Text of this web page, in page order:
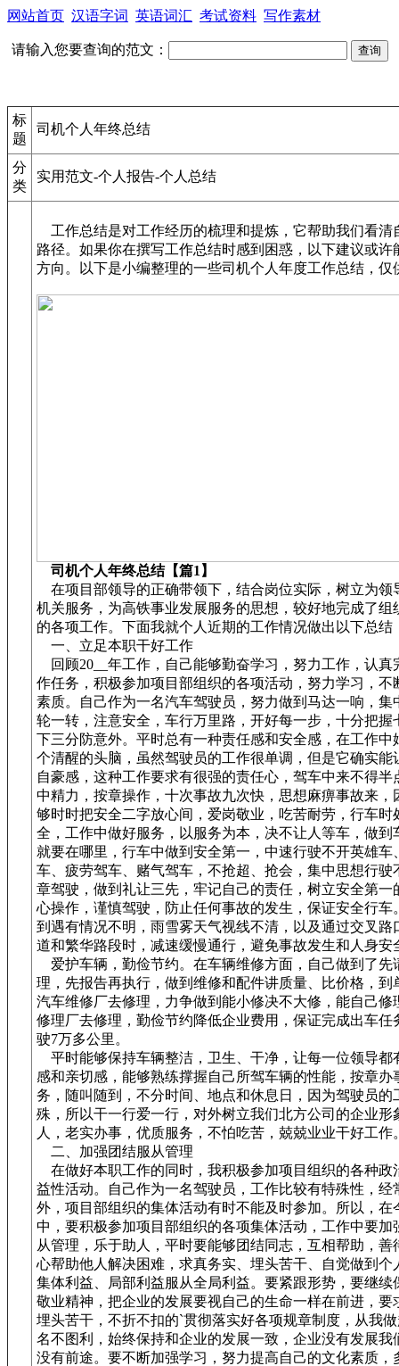
网站首页 汉语字词 英语词汇 考试资料 写作素材
请输入您要查询的范文：
标
题
司机个人年终总结
分
类
实用范文-个人报告-个人总结
工作总结是对工作经历的梳理和提炼，它帮助我们看清
路径。如果你在撰写工作总结时感到困惑，以下建议或许
方向。以下是小编整理的一些司机个人年度工作总结，仅
司机个人年终总结【篇1】
在项目部领导的正确带领下，结合岗位实际，树立为领
机关服务，为高铁事业发展服务的思想，较好地完成了组
的各项工作。下面我就个人近期的工作情况做出以下总结
一、立足本职干好工作
回顾20__年工作，自己能够勤奋学习，努力工作，认真
作任务，积极参加项目部组织的各项活动，努力学习，不
素质。自己作为一名汽车驾驶员，努力做到马达一响，集
轮一转，注意安全，车行万里路，开好每一步，十分把握
下三分防意外。平时总有一种责任感和安全感，在工作中
个清醒的头脑，虽然驾驶员的工作很单调，但是它确实能
自豪感，这种工作要求有很强的责任心，驾车中来不得半
中精力，按章操作，十次事故九次快，思想麻痹事故来，
够时时把安全二字放心间，爱岗敬业，吃苦耐劳，行车时
全，工作中做好服务，以服务为本，决不让人等车，做到
就要在哪里，行车中做到安全第一，中速行驶不开英雄车
车、疲劳驾车、赌气驾车，不抢超、抢会，集中思想行驶
章驾驶，做到礼让三先，牢记自己的责任，树立安全第一
心操作，谨慎驾驶，防止任何事故的发生，保证安全行车
到遇有情况不明，雨雪雾天气视线不清，以及通过交叉路
道和繁华路段时，减速缓慢通行，避免事故发生和人身安
爱护车辆，勤俭节约。在车辆维修方面，自己做到了先
理，先报告再执行，做到维修和配件讲质量、比价格，到
汽车维修厂去修理，力争做到能小修决不大修，能自己修
修理厂去修理，勤俭节约降低企业费用，保证完成出车任
驶7万多公里。
平时能够保持车辆整洁，卫生、干净，让每一位领导都
感和亲切感，能够熟练撑握自己所驾车辆的性能，按章办
务，随叫随到，不分时间、地点和休息日，因为驾驶员的
殊，所以干一行爱一行，对外树立我们北方公司的企业形
人，老实办事，优质服务，不怕吃苦，兢兢业业干好工作
二、加强团结服从管理
在做好本职工作的同时，我积极参加项目组织的各种政
益性活动。自己作为一名驾驶员，工作比较有特殊性，经
外，项目部组织的集体活动有时不能及时参加。所以，在
中，要积极参加项目部组织的各项集体活动，工作中要加
从管理，乐于助人，平时要能够团结同志，互相帮助，善
心帮助他人解决困难，求真务实、埋头苦干、自觉做到个
集体利益、局部利益服从全局利益。要紧跟形势，要继续
敬业精神，把企业的发展要视自己的生命一样在前进，要
埋头苦干，不折不扣的`贯彻落实好各项规章制度，从我
名不图利，始终保持和企业的发展一致，企业没有发展我
没有前途。要不断加强学习，努力提高自己的文化素质，